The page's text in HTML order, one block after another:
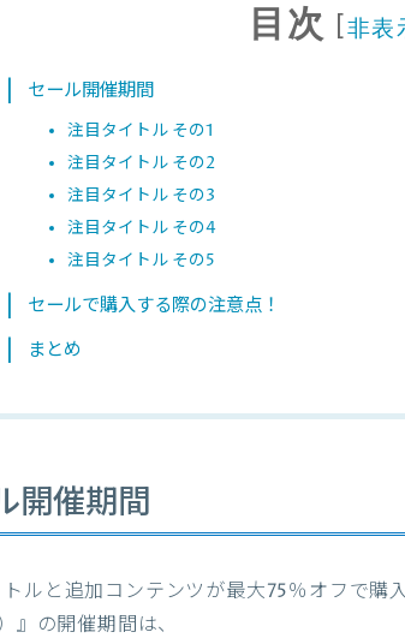
目次 [非表
セール開催期間
注目タイトル その1
注目タイトル その2
注目タイトル その3
注目タイトル その4
注目タイトル その5
セールで購入する際の注意点！
まとめ
開催期間
ルと追加コンテンツが最大75％オフで購
』の開催期間は、